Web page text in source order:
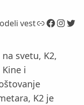
vestLink Facebook InstagramTwitter
svetu, K2,
i
K2 je